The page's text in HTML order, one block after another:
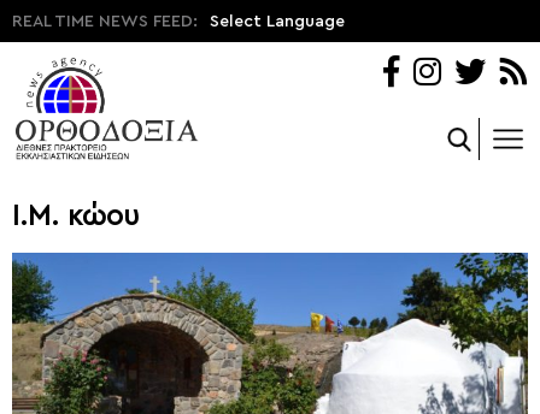
REAL TIME NEWS FEED: Select Language
Ι.Μ. κώου